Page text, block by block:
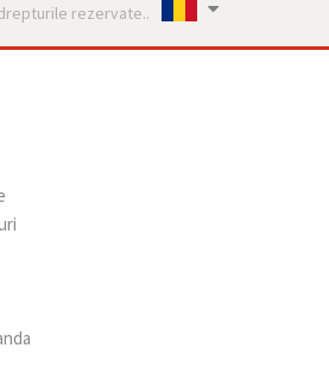
drepturile rezervate..